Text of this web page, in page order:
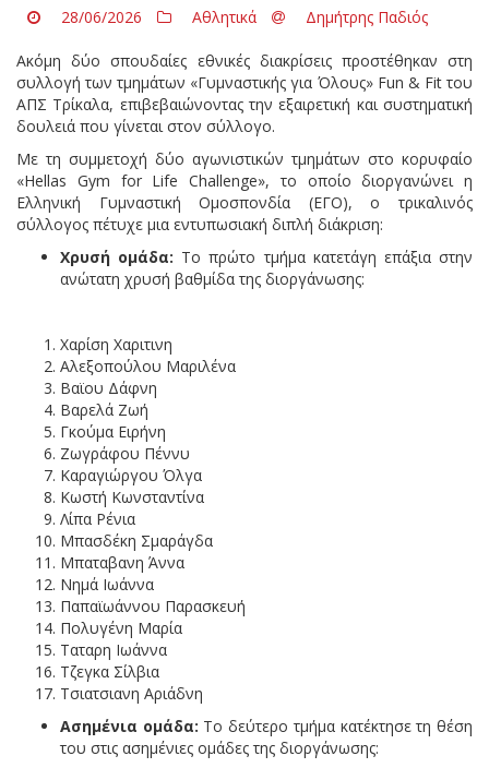
28/06/2026 Αθλητικά Δημήτρης Παδιός
Ακόμη δύο σπουδαίες εθνικές διακρίσεις προστέθηκαν στη
συλλογή των τμημάτων «Γυμναστικής για Όλους» Fun & Fit του
ΑΠΣ Τρίκαλα, επιβεβαιώνοντας την εξαιρετική και συστηματική
δουλειά που γίνεται στον σύλλογο.
Με τη συμμετοχή δύο αγωνιστικών τμημάτων στο κορυφαίο
«Hellas Gym for Life Challenge», το οποίο διοργανώνει η
Ελληνική Γυμναστική Ομοσπονδία (ΕΓΟ), ο τρικαλινός
σύλλογος πέτυχε μια εντυπωσιακή διπλή διάκριση:
Χρυσή ομάδα: Το πρώτο τμήμα κατετάγη επάξια στην
ανώτατη χρυσή βαθμίδα της διοργάνωσης:
Χαρίση Χαριτινη
Αλεξοπούλου Μαριλένα
Βαϊου Δάφνη
Βαρελά Ζωή
Γκούμα Ειρήνη
Ζωγράφου Πέννυ
Καραγιώργου Όλγα
Κωστή Κωνσταντίνα
Λίπα Ρένια
Μπασδέκη Σμαράγδα
Μπαταβανη Άννα
Νημά Ιωάννα
Παπαϊωάννου Παρασκευή
Πολυγένη Μαρία
Ταταρη Ιωάννα
Τζεγκα Σίλβια
Τσιατσιανη Αριάδνη
Ασημένια ομάδα: Το δεύτερο τμήμα κατέκτησε τη θέση
του στις ασημένιες ομάδες της διοργάνωσης: